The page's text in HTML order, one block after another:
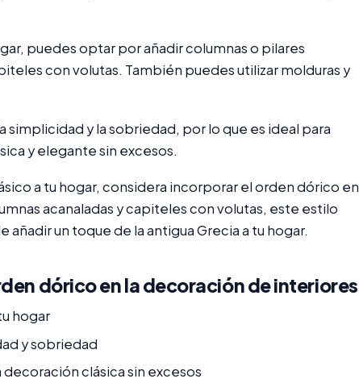
puedes optar por añadir columnas o pilares
con volutas. También puedes utilizar molduras y
simplicidad y la sobriedad, por lo que es ideal para
y elegante sin excesos.
a tu hogar, considera incorporar el orden dórico en
acanaladas y capiteles con volutas, este estilo
un toque de la antigua Grecia a tu hogar.
dórico en la decoración de interiores
hogar
y sobriedad
decoración clásica sin excesos